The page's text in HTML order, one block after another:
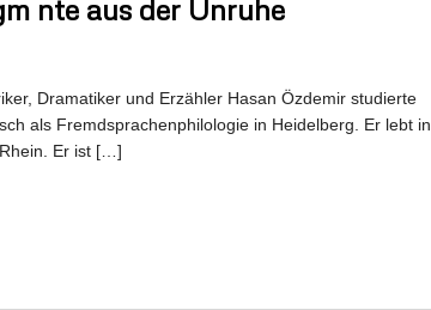
nte aus der Unruhe
Dramatiker und Erzähler Hasan Özdemir studierte
als Fremdsprachenphilologie in Heidelberg. Er lebt in
Er ist […]